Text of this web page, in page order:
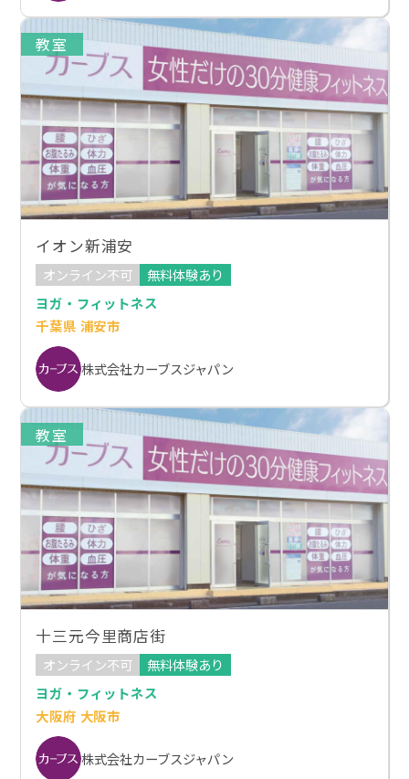
教室
イオン新浦安
オンライン不可
無料体験あり
ヨガ・フィットネス
千葉県 浦安市
株式会社カーブスジャパン
教室
十三元今里商店街
オンライン不可
無料体験あり
ヨガ・フィットネス
大阪府 大阪市
株式会社カーブスジャパン